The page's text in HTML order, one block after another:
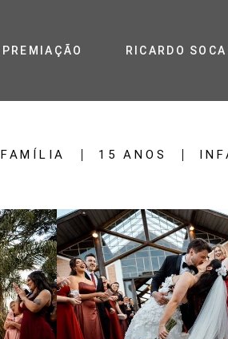
PREMIAÇÃO RICARDO SOCA
FAMÍLIA 15 ANOS